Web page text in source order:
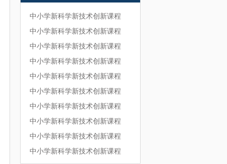
中小学新科学新技术创新课程
中小学新科学新技术创新课程
中小学新科学新技术创新课程
中小学新科学新技术创新课程
中小学新科学新技术创新课程
中小学新科学新技术创新课程
中小学新科学新技术创新课程
中小学新科学新技术创新课程
中小学新科学新技术创新课程
中小学新科学新技术创新课程